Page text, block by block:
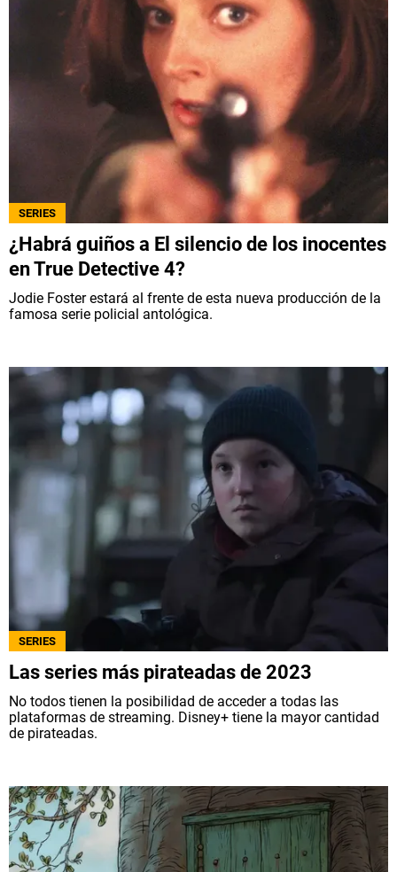
SERIES
¿Habrá guiños a El silencio de los inocentes
en True Detective 4?
Jodie Foster estará al frente de esta nueva producción de la
famosa serie policial antológica.
SERIES
Las series más pirateadas de 2023
No todos tienen la posibilidad de acceder a todas las
plataformas de streaming. Disney+ tiene la mayor cantidad
de pirateadas.